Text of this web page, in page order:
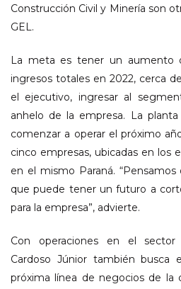
Construcción Civil y Minería son
GEL.
La meta es tener un aumento
ingresos totales en 2022, cerca
el ejecutivo, ingresar al
anhelo de la empresa. La
comenzar a operar el próximo
cinco empresas, ubicadas en los
en el mismo Paraná.
que puede tener un futuro a
para la empresa”, advierte.
Con operaciones en el sector
Cardoso Júnior también busca
próxima línea de negocios de la